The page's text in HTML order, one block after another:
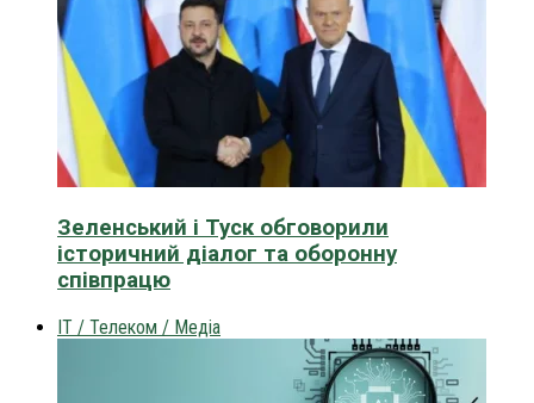
Зеленський і Туск обговорили
історичний діалог та оборонну
співпрацю
IT / Телеком / Медіа